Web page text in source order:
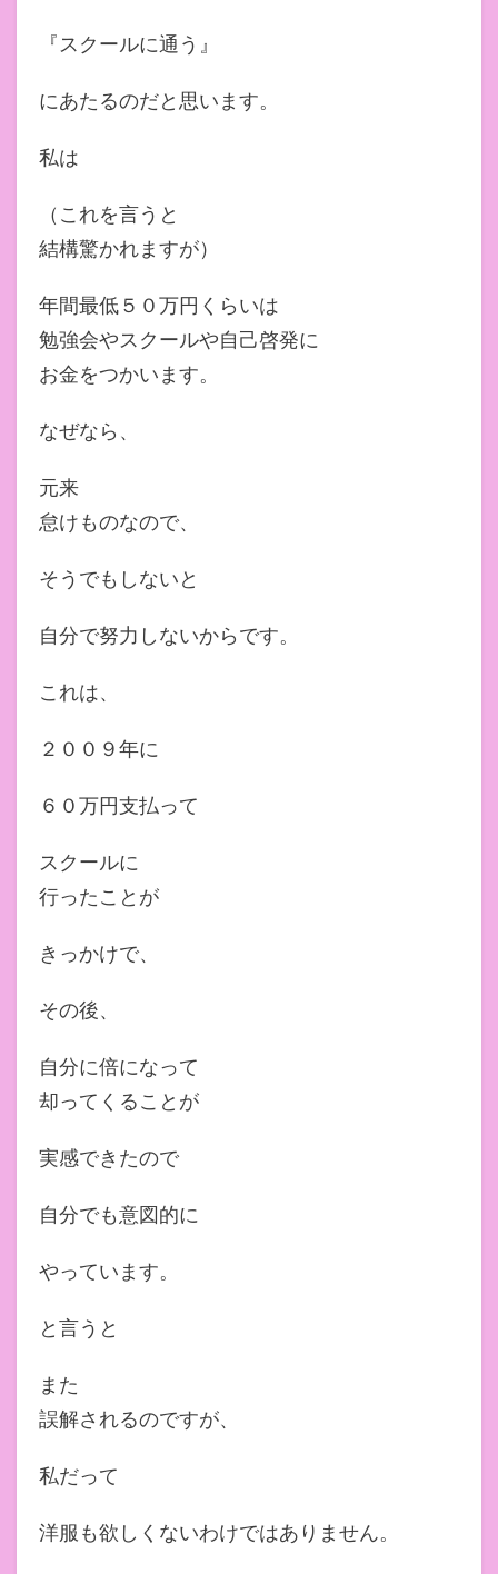
『スクールに通う』
にあたるのだと思います。
私は
（これを言うと
結構驚かれますが）
年間最低５０万円くらいは
勉強会やスクールや自己啓発に
お金をつかいます。
なぜなら、
元来
怠けものなので、
そうでもしないと
自分で努力しないからです。
これは、
２００９年に
６０万円支払って
スクールに
行ったことが
きっかけで、
その後、
自分に倍になって
却ってくることが
実感できたので
自分でも意図的に
やっています。
と言うと
また
誤解されるのですが、
私だって
洋服も欲しくないわけではありません。